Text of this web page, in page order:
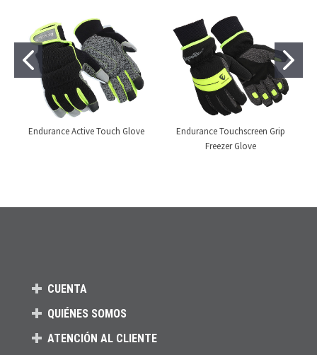
Endurance Active Touch Glove
Endurance Touchscreen Grip
Freezer Glove
CUENTA
QUIÉNES SOMOS
ATENCIÓN AL CLIENTE